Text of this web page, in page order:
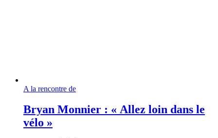
A la rencontre de
Bryan Monnier : « Allez loin dans le
vélo »